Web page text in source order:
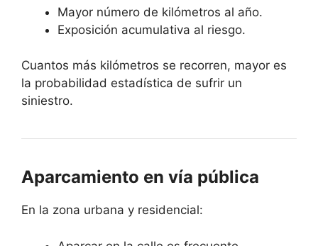
Mayor número de kilómetros al año.
Exposición acumulativa al riesgo.
Cuantos más kilómetros se recorren, mayor es
la probabilidad estadística de sufrir un
siniestro.
Aparcamiento en vía pública
En la zona urbana y residencial: